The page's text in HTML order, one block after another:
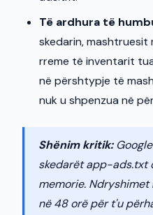
Të ardhura të
skedarin, mashtruesit
rreme të inventarit
në përshtypje të
nuk u shpenzua në
Shënim kritik:
skedarët app-ads.txt
memorie.
në 48 orë për t'u